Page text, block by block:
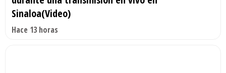
Sinaloa(Video)
Hace 13 horas